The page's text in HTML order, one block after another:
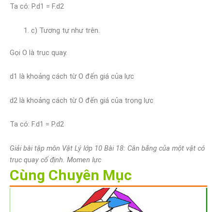
Ta có: P.d1 = F.d2
c) Tương tự như trên.
Gọi O là trục quay.
d1 là khoảng cách từ O đến giá của lực
d2 là khoảng cách từ O đến giá của trọng lực
Ta có: F.d1 = P.d2
Giải bài tập môn Vật Lý lớp 10 Bài 18: Cân bằng của một vật có
trục quay cố định. Momen lực
Cùng Chuyên Mục